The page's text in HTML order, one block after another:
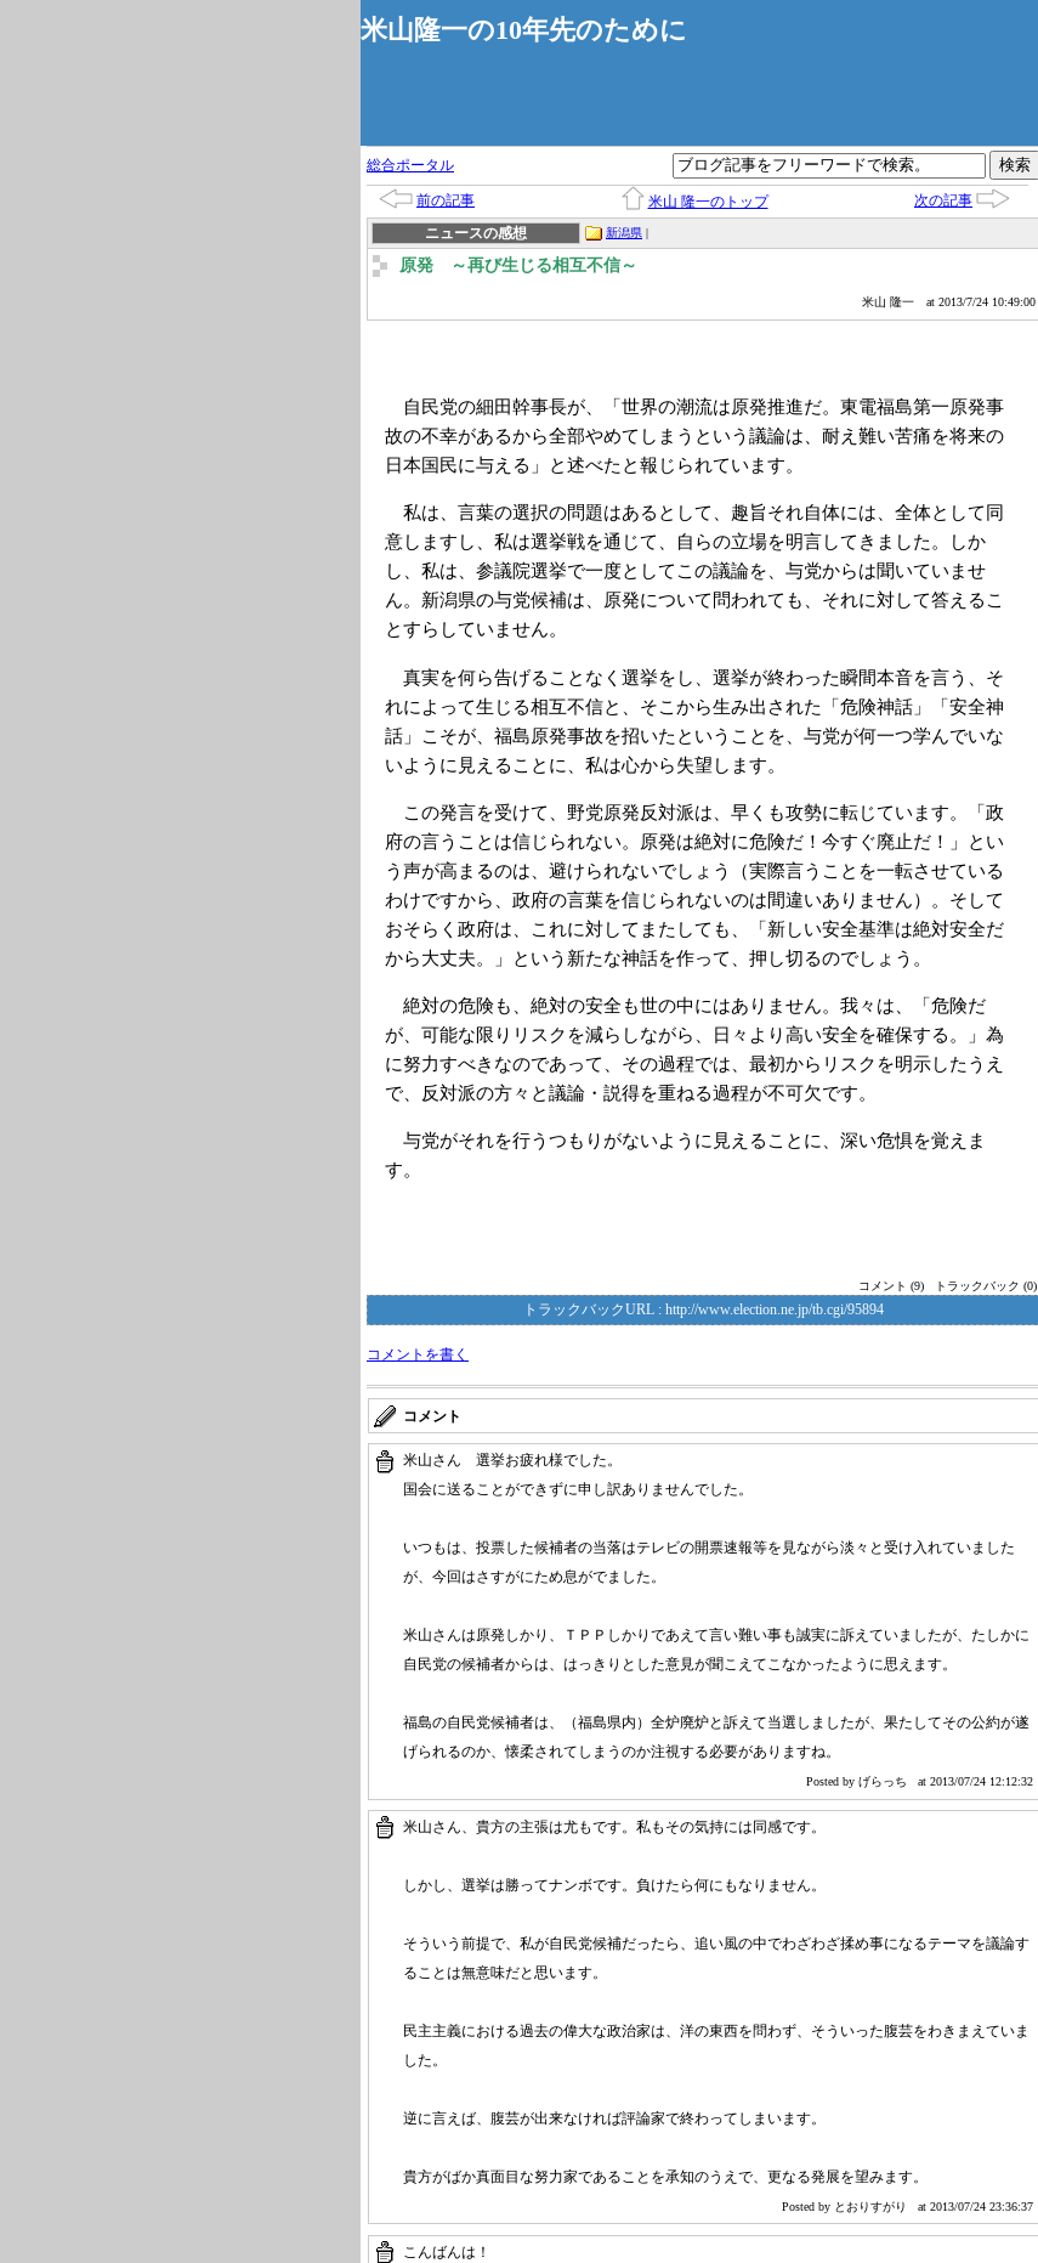
米山隆一の10年先のために
総合ポータル
前の記事 米山 隆一のトップ
次の記事
ニュースの感想
新潟県 |
原発 ～再び生じる相互不信～
米山 隆一 at 2013/7/24 10:49:00
自民党の細田幹事長が、「世界の潮流は原発推進だ。東電福島第一原発事
故の不幸があるから全部やめてしまうという議論は、耐え難い苦痛を将来の
日本国民に与える」と述べたと報じられています。
私は、言葉の選択の問題はあるとして、趣旨それ自体には、全体として同
意しますし、私は選挙戦を通じて、自らの立場を明言してきました。しか
し、私は、参議院選挙で一度としてこの議論を、与党からは聞いていませ
ん。新潟県の与党候補は、原発について問われても、それに対して答えるこ
とすらしていません。
真実を何ら告げることなく選挙をし、選挙が終わった瞬間本音を言う、そ
れによって生じる相互不信と、そこから生み出された「危険神話」「安全神
話」こそが、福島原発事故を招いたということを、与党が何一つ学んでいな
いように見えることに、私は心から失望します。
この発言を受けて、野党原発反対派は、早くも攻勢に転じています。「政
府の言うことは信じられない。原発は絶対に危険だ！今すぐ廃止だ！」とい
う声が高まるのは、避けられないでしょう（実際言うことを一転させている
わけですから、政府の言葉を信じられないのは間違いありません）。そして
おそらく政府は、これに対してまたしても、「新しい安全基準は絶対安全だ
から大丈夫。」という新たな神話を作って、押し切るのでしょう。
絶対の危険も、絶対の安全も世の中にはありません。我々は、「危険だ
が、可能な限りリスクを減らしながら、日々より高い安全を確保する。」為
に努力すべきなのであって、その過程では、最初からリスクを明示したうえ
で、反対派の方々と議論・説得を重ねる過程が不可欠です。
与党がそれを行うつもりがないように見えることに、深い危惧を覚えま
す。
コメント (9) トラックバック (0)
トラックバックURL : http://www.election.ne.jp/tb.cgi/95894
コメントを書く
コメント
米山さん 選挙お疲れ様でした。
国会に送ることができずに申し訳ありませんでした。
いつもは、投票した候補者の当落はテレビの開票速報等を見ながら淡々と受け入れていました
が、今回はさすがにため息がでました。
米山さんは原発しかり、ＴＰＰしかりであえて言い難い事も誠実に訴えていましたが、たしかに
自民党の候補者からは、はっきりとした意見が聞こえてこなかったように思えます。
福島の自民党候補者は、（福島県内）全炉廃炉と訴えて当選しましたが、果たしてその公約が遂
げられるのか、懐柔されてしまうのか注視する必要がありますね。
Posted by げらっち at 2013/07/24 12:12:32
米山さん、貴方の主張は尤もです。私もその気持には同感です。
しかし、選挙は勝ってナンボです。負けたら何にもなりません。
そういう前提で、私が自民党候補だったら、追い風の中でわざわざ揉め事になるテーマを議論す
ることは無意味だと思います。
民主主義における過去の偉大な政治家は、洋の東西を問わず、そういった腹芸をわきまえていま
した。
逆に言えば、腹芸が出来なければ評論家で終わってしまいます。
貴方がばか真面目な努力家であることを承知のうえで、更なる発展を望みます。
Posted by とおりすがり at 2013/07/24 23:36:37
こんばんは！